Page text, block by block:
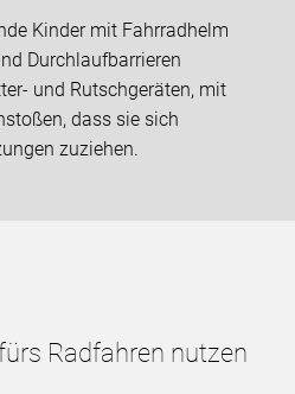
Kinder mit Fahrradhelm
Durchlaufbarrieren
und Rutschgeräten, mit
dass sie sich
zuziehen.
Radfahren nutzen